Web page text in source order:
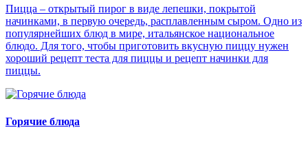
Пицца – открытый пирог в виде лепешки, покрытой
начинками, в первую очередь, расплавленным сыром. Одно из
популярнейших блюд в мире, итальянское национальное
блюдо. Для того, чтобы приготовить вкусную пиццу нужен
хороший рецепт теста для пиццы и рецепт начинки для
пиццы.
Горячие блюда